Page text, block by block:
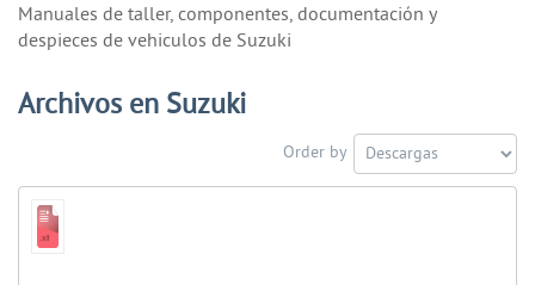
Manuales de taller, componentes, documentación y
despieces de vehiculos de Suzuki
Archivos en Suzuki
Order by